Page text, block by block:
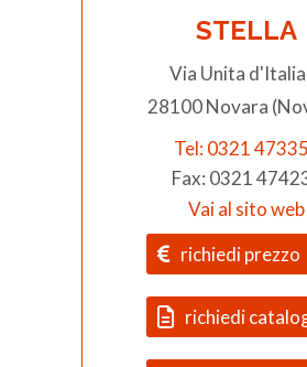
STELLA
Via Unita
28100 Novara
Tel: 0321
Fax: 0321
Vai al sito web
richiedi prezzo
richiedi